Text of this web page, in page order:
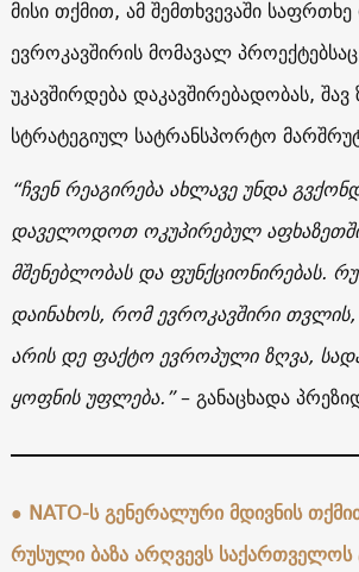
მისი თქმით, ამ შემთხვევაში
ევროკავშირის მომავალ
უკავშირდება დაკავშირებადობას, შავ
სტრატეგიულ სატრანსპორტო
“ჩვენ რეაგირება ახლავე უნდა
დაველოდოთ ოკუპირებულ
მშენებლობას და ფუნქციონირებას.
დაინახოს, რომ ევროკავშირი
არის დე ფაქტო ევროპული ზღვა,
ყოფნის უფლება.”– განაცხადა
● NATO-ს გენერალური მდივნის
რუსული ბაზა არღვევს